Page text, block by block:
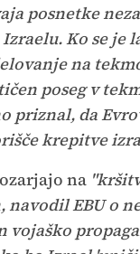
posnetke
Ko se
na
poseg v
priznal, da
krepitve
na
EBU o
vojaško